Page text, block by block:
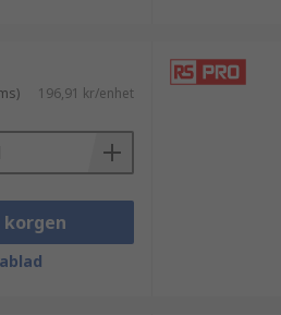
196,91 kr/enhet
korgen